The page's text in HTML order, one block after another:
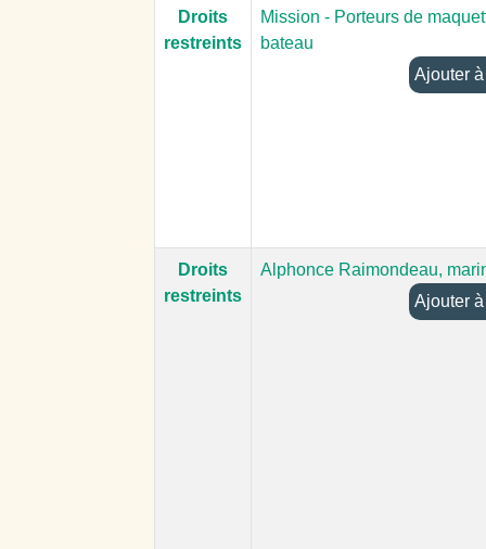
Droits
restreints
Mission - Porteurs de
bateau
Droits
restreints
Alphonce Raimondeau,